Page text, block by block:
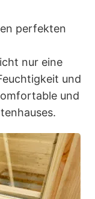
perfekten
nur eine
und
und